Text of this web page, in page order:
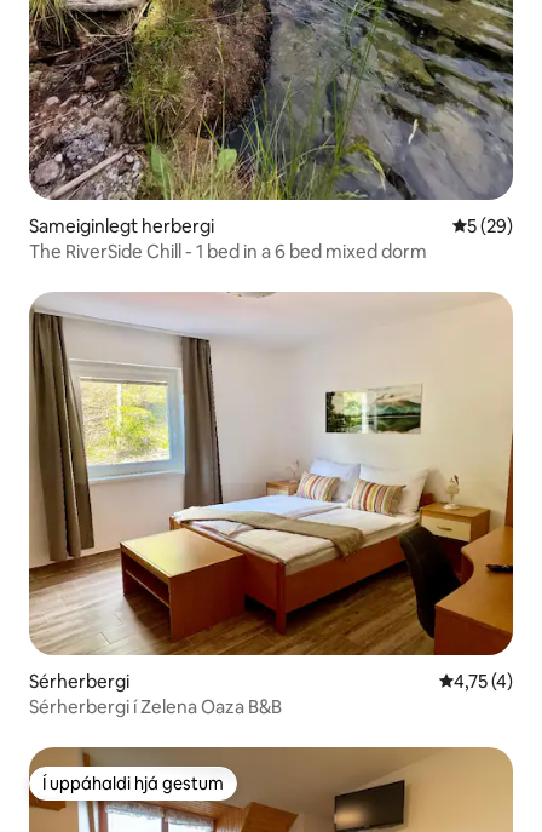
Sameiginlegt herbergi 5 af 5 í
5 (29)
The RiverSide Chill - 1 bed in a 6 bed mixed dorm
Sérherbergi 4,75 af 5 í
4,75 (4)
Sérherbergi í Zelena Oaza B&B
Í uppáhaldi hjá gestum
Í uppáhaldi hjá gestum